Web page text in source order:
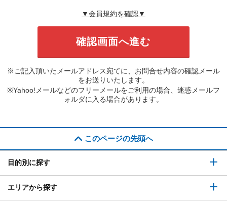
▼会員規約を確認▼
※ご記入頂いたメールアドレス宛てに、お問合せ内容の確認メール
をお送りいたします。
※Yahoo!メールなどのフリーメールをご利用の場合、迷惑メールフ
ォルダに入る場合があります。
このページの先頭へ
目的別に探す
エリアから探す